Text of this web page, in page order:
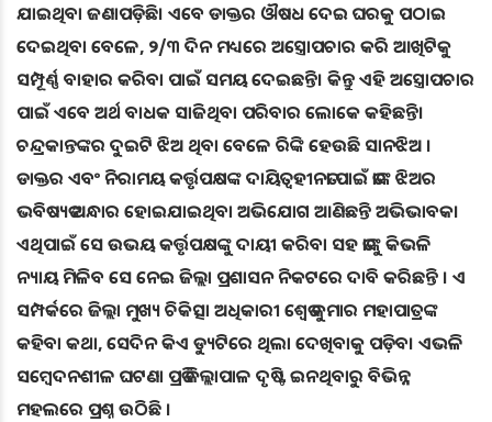
ଯାଇଥିବା ଜଣାପଡ଼ିଛି। ଏବେ ଡାକ୍ତର ଔଷଧ ଦେଇ ଘରକୁ ପଠାଇ
ଦେଇଥିବା ବେଳେ, ୨/୩ ଦିନ ମଧ୍ୟରେ ଅସ୍ତ୍ରୋପଚାର କରି ଆଖିଟିକୁ
ସମ୍ପୂର୍ଣ୍ଣ ବାହାର କରିବା ପାଇଁ ସମୟ ଦେଇଛନ୍ତି। କିନ୍ତୁ ଏହି ଅସ୍ତ୍ରୋପଚାର
ପାଇଁ ଏବେ ଅର୍ଥ ବାଧକ ସାଜିଥିବା ପରିବାର ଲୋକେ କହିଛନ୍ତି।
ଚନ୍ଦ୍ରକାନ୍ତଙ୍କର ଦୁଇଟି ଝିଅ ଥିବା ବେଳେ ରିଙ୍କି ହେଉଛି ସାନଝିଅ ।
ଡାକ୍ତର ଏବଂ ନିରାମୟ କର୍ତ୍ତୃପକ୍ଷଙ୍କ ଦାୟିତ୍ବହୀନତା ପାଇଁ ତାଙ୍କ ଝିଅର
ଭବିଷ୍ୟତ ଅନ୍ଧାର ହୋଇଯାଇଥିବା ଅଭିଯୋଗ ଆଣିଛନ୍ତି ଅଭିଭାବକ।
ଏଥିପାଇଁ ସେ ଉଭୟ କର୍ତ୍ତୃପକ୍ଷଙ୍କୁ ଦାୟୀ କରିବା ସହ ତାଙ୍କୁ କିଭଳି
ନ୍ୟାୟ ମିଳିବ ସେ ନେଇ ଜିଲ୍ଲା ପ୍ରଶାସନ ନିକଟରେ ଦାବି କରିଛନ୍ତି । ଏ
ସମ୍ପର୍କରେ ଜିଲ୍ଲା ମୁଖ୍ୟ ଚିକିତ୍ସା ଅଧିକାରୀ ଶ୍ବେତ କୁମାର ମହାପାତ୍ରଙ୍କ
କହିବା କଥା, ସେଦିନ କିଏ ଡ୍ୟୁଟିରେ ଥିଲା ଦେଖିବାକୁ ପଡ଼ିବ। ଏଭଳି
ସମ୍ବେଦନଶୀଳ ଘଟଣା ପ୍ରତି ଜିଲ୍ଲାପାଳ ଦୃଷ୍ଟି ଇନଥିବାରୁ ବିଭିନ୍ନ
ମହଲରେ ପ୍ରଶ୍ନ ଉଠିଛି ।